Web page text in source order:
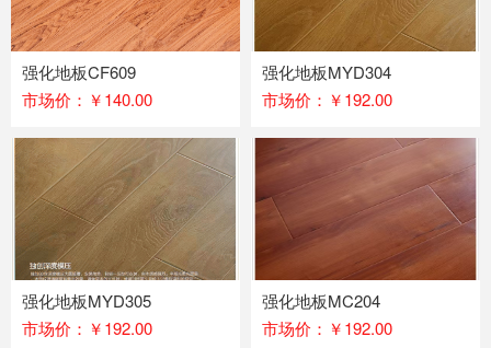
强化地板CF609
市场价：￥140.00
强化地板MYD304
市场价：￥192.00
强化地板MYD305
市场价：￥192.00
强化地板MC204
市场价：￥192.00